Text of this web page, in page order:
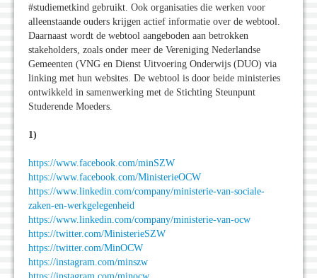
#studiemetkind gebruikt. Ook organisaties die werken voor
alleenstaande ouders krijgen actief informatie over de webtool.
Daarnaast wordt de webtool aangeboden aan betrokken
stakeholders, zoals onder meer de Vereniging Nederlandse
Gemeenten (VNG en Dienst Uitvoering Onderwijs (DUO) via
linking met hun websites. De webtool is door beide ministeries
ontwikkeld in samenwerking met de Stichting Steunpunt
Studerende Moeders.
1)
https://www.facebook.com/minSZW
https://www.facebook.com/MinisterieOCW
https://www.linkedin.com/company/ministerie-van-sociale-
zaken-en-werkgelegenheid
https://www.linkedin.com/company/ministerie-van-ocw
https://twitter.com/MinisterieSZW
https://twitter.com/MinOCW
https://instagram.com/minszw